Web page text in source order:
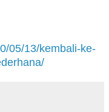
05/13/kembali-ke-